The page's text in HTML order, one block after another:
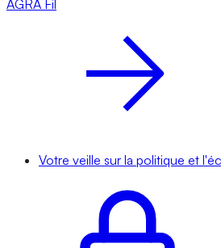
AGRA Fil
Votre veille sur la politique et